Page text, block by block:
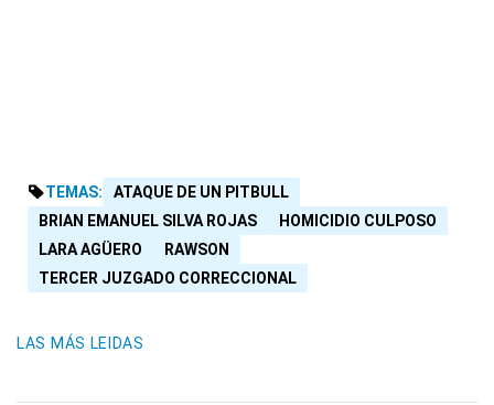
TEMAS:
ATAQUE DE UN PITBULL
BRIAN EMANUEL SILVA ROJAS
HOMICIDIO CULPOSO
LARA AGÜERO
RAWSON
TERCER JUZGADO CORRECCIONAL
LAS MÁS LEIDAS